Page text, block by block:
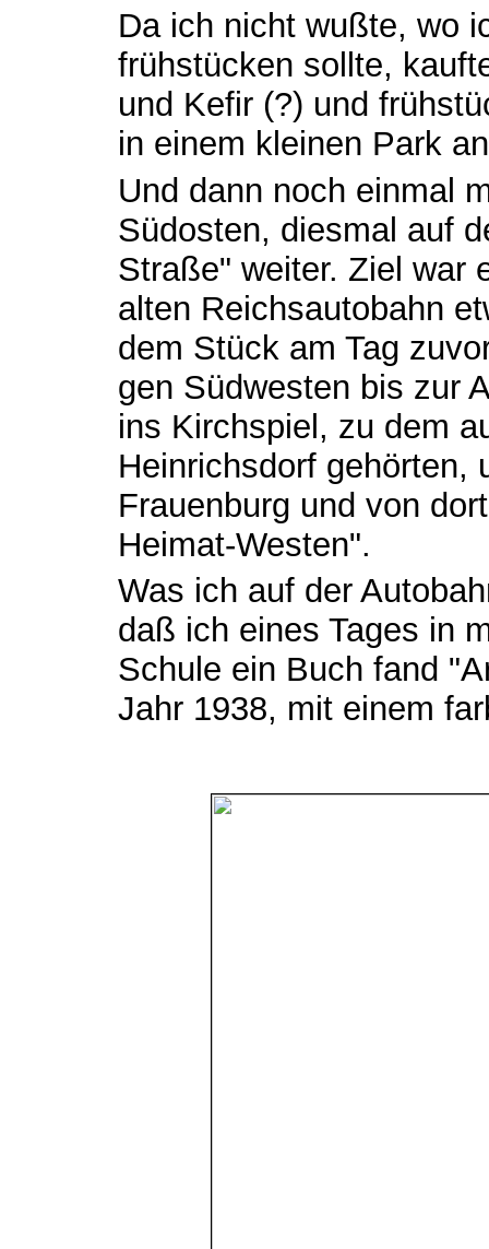
Da ich nicht wußte, wo
frühstücken sollte,
und Kefir (?) und
in einem kleinen Park
Und dann noch einmal
Südosten, diesmal auf
Straße" weiter. Ziel war
alten Reichsautobahn
dem Stück am Tag
gen Südwesten bis zur
ins Kirchspiel, zu dem
Heinrichsdorf gehörten,
Frauenburg und von
Heimat-Westen".
Was ich auf der
daß ich eines Tages in
Schule ein Buch fand
Jahr 1938, mit einem